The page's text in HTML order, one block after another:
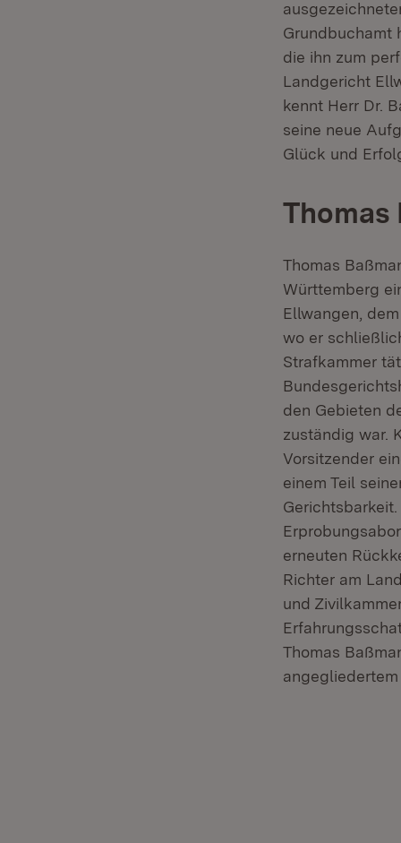
Grundbuchamt
die ihn zum
Landgericht
kennt Herr Dr.
seine neue
Glück und
Thomas
Thomas
Württemberg
Ellwangen,
wo er
Strafkammer
den Gebieten
zuständig war.
Vorsitzender
einem Teil
erneuten
Richter am
und
Thomas